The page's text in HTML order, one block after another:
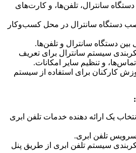
سانترال، تلفن‌ها، و کارت‌های
دستگاه سانترال در محل کسب‌وکار
دستگاه سانترال و تلفن‌ها.
سیستم سانترال برای تعریف
و تنظیم سایر امکانات.
کارکنان برای استفاده از سیستم
انتخاب یک ارائه دهنده خدمات تلفن ابری
تلفن ابری.
سیستم تلفن ابری از طریق پنل